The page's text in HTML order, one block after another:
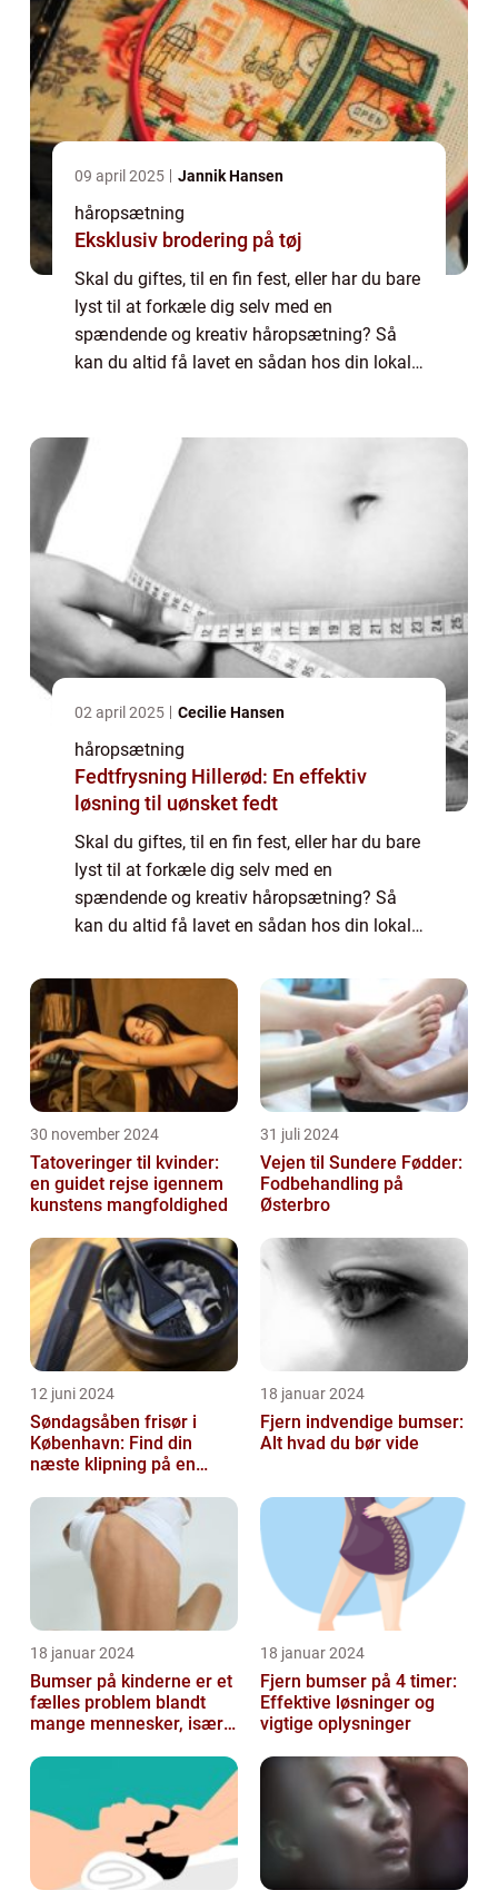
09 april 2025 Jannik Hansen
håropsætning
Eksklusiv brodering på tøj
Skal du giftes, til en fin fest, eller har du bare
lyst til at forkæle dig selv med en
spændende og kreativ håropsætning? Så
kan du altid få lavet en sådan hos din lokale
02 april 2025 Cecilie Hansen
håropsætning
Fedtfrysning Hillerød: En effektiv
løsning til uønsket fedt
Skal du giftes, til en fin fest, eller har du bare
lyst til at forkæle dig selv med en
spændende og kreativ håropsætning? Så
kan du altid få lavet en sådan hos din lokale
30 november 2024
Tatoveringer til kvinder:
en guidet rejse igennem
kunstens mangfoldighed
31 juli 2024
Vejen til Sundere Fødder:
Fodbehandling på
Østerbro
12 juni 2024
Søndagsåben frisør i
København: Find din
næste klipning på en
18 januar 2024
Fjern indvendige bumser:
Alt hvad du bør vide
18 januar 2024
Bumser på kinderne er et
fælles problem blandt
mange mennesker, især
kosmetikfor...
18 januar 2024
Fjern bumser på 4 timer:
Effektive løsninger og
vigtige oplysninger